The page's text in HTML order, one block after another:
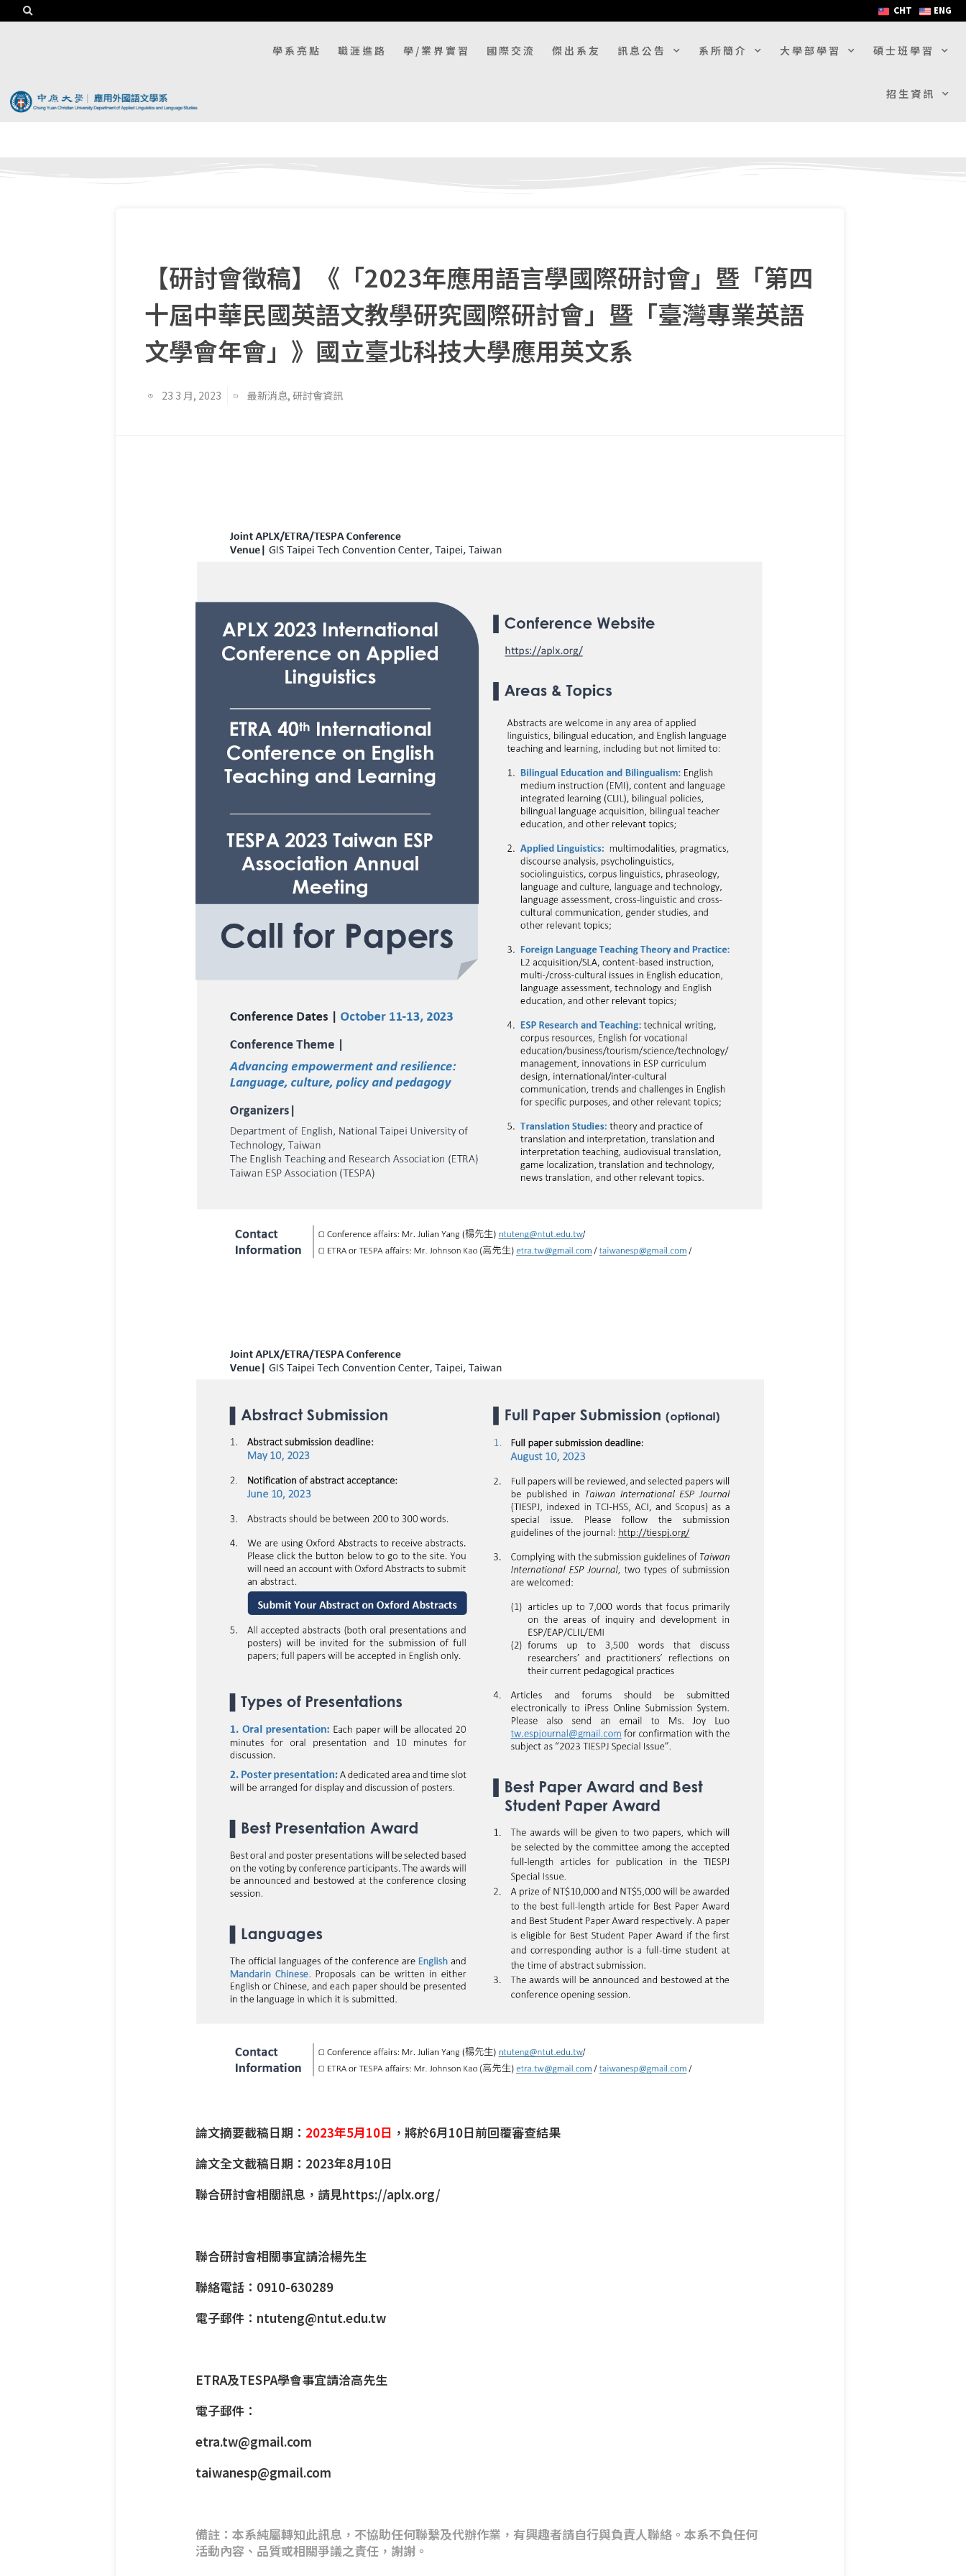
CHT ENG
學系亮點 職涯進路 學/業界實習 國際交流 傑出系友 訊息公告 系所簡介 大學部學習 碩士班學習
招生資訊
【研討會徵稿】《「2023年應用語言學國際研討會」暨「第四
十屆中華民國英語文教學研究國際研討會」暨「臺灣專業英語
文學會年會」》國立臺北科技大學應用英文系
23 3 月, 2023 最新消息, 研討會資訊
論文摘要截稿日期： 2023年5月10日 ，將於6月10日前回覆審查結果
論文全文截稿日期：2023年8月10日
聯合研討會相關訊息，請見https://aplx.org/
聯合研討會相關事宜請洽楊先生
聯絡電話：0910-630289
電子郵件： ntuteng@ntut.edu.tw
ETRA及TESPA學會事宜請洽高先生
電子郵件：
etra.tw@gmail.com
taiwanesp@gmail.com
備註：本系純屬轉知此訊息，不協助任何聯繫及代辦作業，有興趣者請自行與負責人聯絡。本系不負任何
活動內容、品質或相關爭議之責任，謝謝。